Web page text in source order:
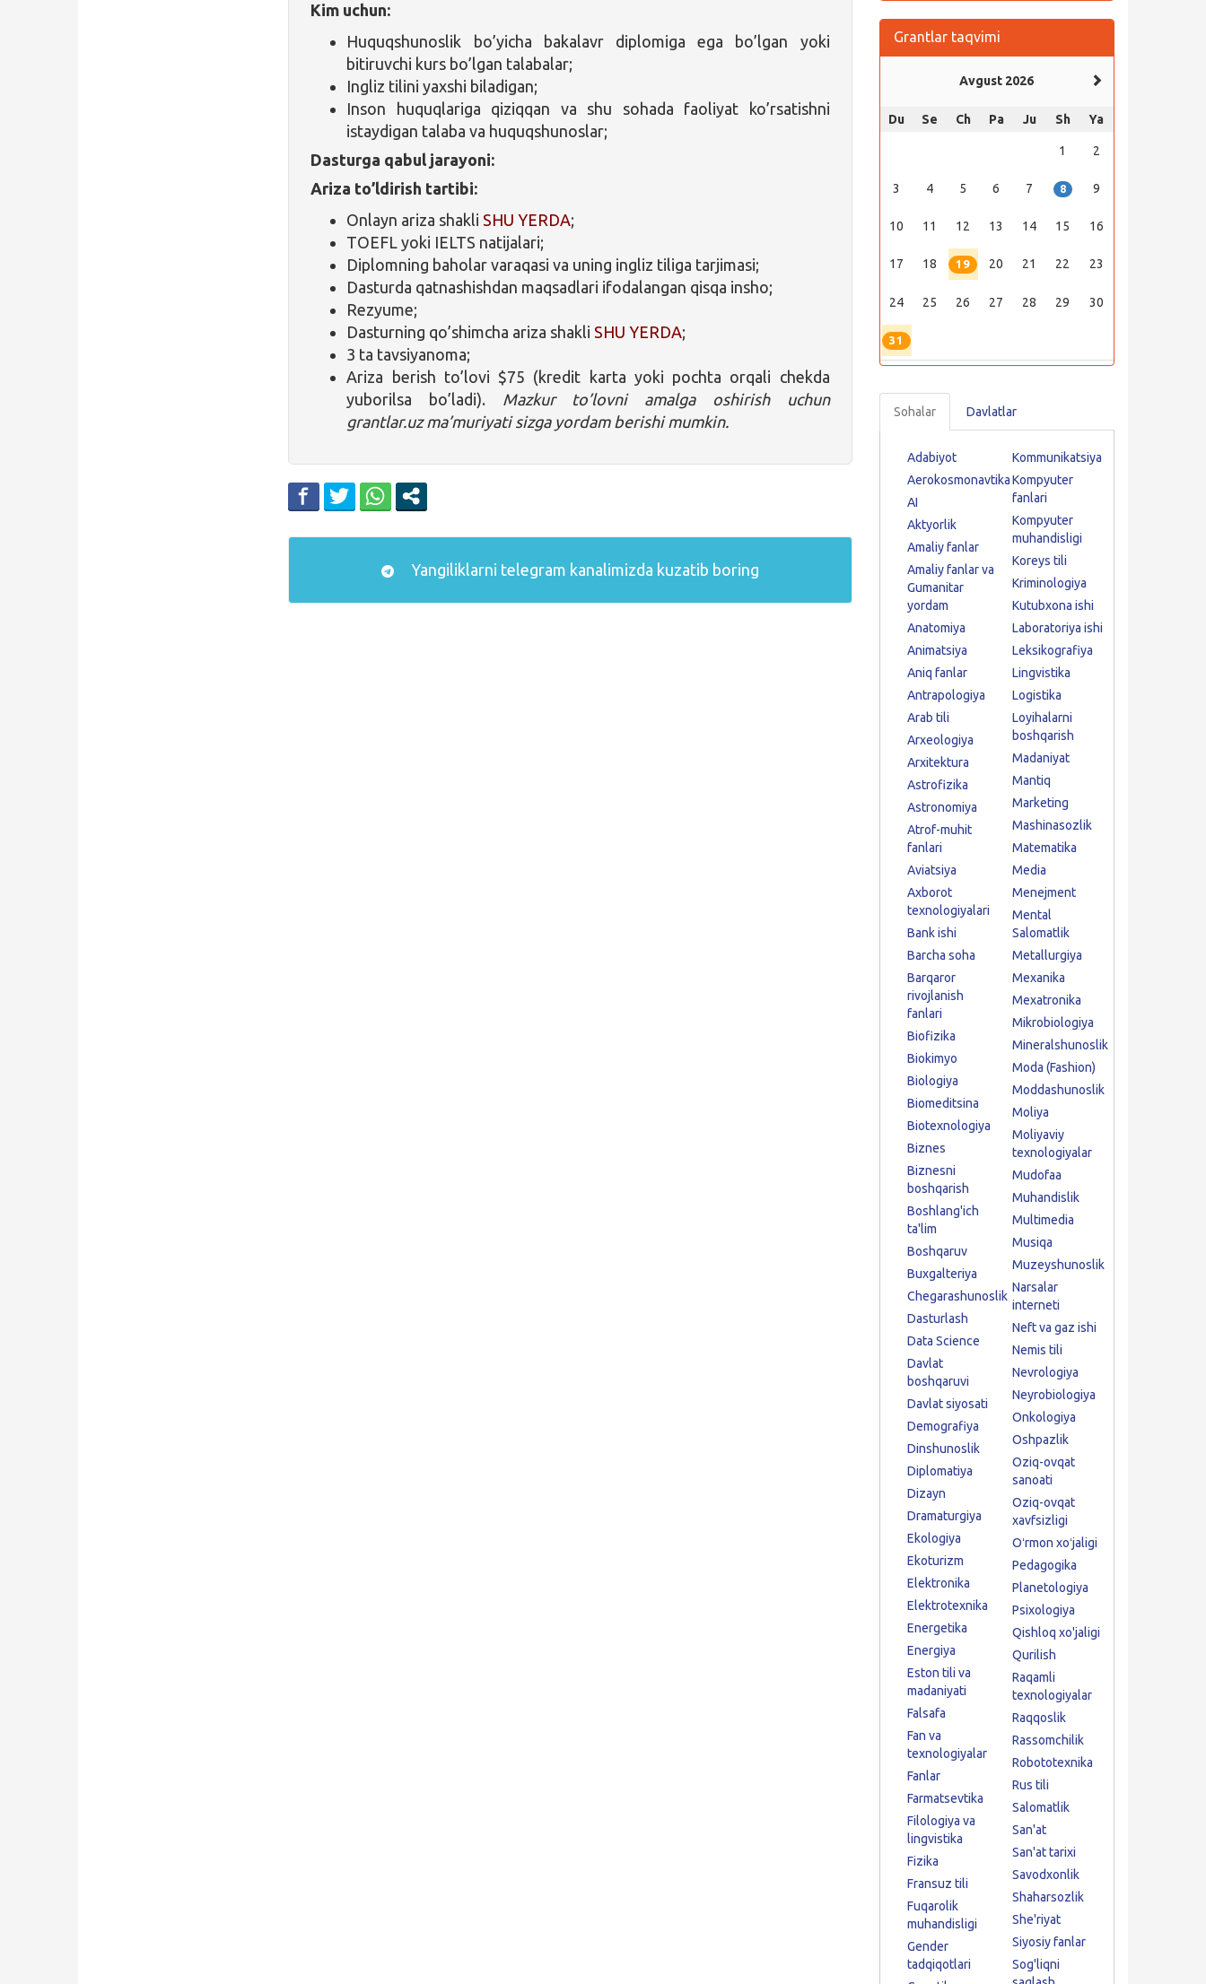
Kim uchun:
Huquqshunoslik bo’yicha bakalavr diplomiga ega bo’lgan yoki
bitiruvchi kurs bo’lgan talabalar;
Ingliz tilini yaxshi biladigan;
Inson huquqlariga qiziqqan va shu sohada faoliyat ko’rsatishni
istaydigan talaba va huquqshunoslar;
Dasturga qabul jarayoni:
Ariza to’ldirish tartibi:
Onlayn ariza shakli SHU YERDA;
TOEFL yoki IELTS natijalari;
Diplomning baholar varaqasi va uning ingliz tiliga tarjimasi;
Dasturda qatnashishdan maqsadlari ifodalangan qisqa insho;
Rezyume;
Dasturning qo’shimcha ariza shakli SHU YERDA;
3 ta tavsiyanoma;
Ariza berish to’lovi $75 (kredit karta yoki pochta orqali chekda
yuborilsa bo’ladi). Mazkur to’lovni amalga oshirish uchun
grantlar.uz ma’muriyati sizga yordam berishi mumkin.
Yangiliklarni telegram kanalimizda kuzatib boring
Grantlar taqvimi
Avgust 2026
Du Se Ch Pa Ju Sh Ya
1 2
3 4 5 6 7 8 9
10 11 12 13 14 15 16
17 18 19 20 21 22 23
24 25 26 27 28 29 30
31
Sohalar Davlatlar
Adabiyot
Aerokosmonavtika
AI
Aktyorlik
Amaliy fanlar
Amaliy fanlar va
Gumanitar
yordam
Anatomiya
Animatsiya
Aniq fanlar
Antrapologiya
Arab tili
Arxeologiya
Arxitektura
Astrofizika
Astronomiya
Atrof-muhit
fanlari
Aviatsiya
Axborot
texnologiyalari
Bank ishi
Barcha soha
Barqaror
rivojlanish
fanlari
Biofizika
Biokimyo
Biologiya
Biomeditsina
Biotexnologiya
Biznes
Biznesni
boshqarish
Boshlang'ich
ta'lim
Boshqaruv
Buxgalteriya
Chegarashunoslik
Dasturlash
Data Science
Davlat
boshqaruvi
Davlat siyosati
Demografiya
Dinshunoslik
Diplomatiya
Dizayn
Dramaturgiya
Ekologiya
Ekoturizm
Elektronika
Elektrotexnika
Energetika
Energiya
Eston tili va
madaniyati
Falsafa
Fan va
texnologiyalar
Fanlar
Farmatsevtika
Filologiya va
lingvistika
Fizika
Fransuz tili
Fuqarolik
muhandisligi
Gender
tadqiqotlari
Kommunikatsiya
Kompyuter
fanlari
Kompyuter
muhandisligi
Koreys tili
Kriminologiya
Kutubxona ishi
Laboratoriya ishi
Leksikografiya
Lingvistika
Logistika
Loyihalarni
boshqarish
Madaniyat
Mantiq
Marketing
Mashinasozlik
Matematika
Media
Menejment
Mental
Salomatlik
Metallurgiya
Mexanika
Mexatronika
Mikrobiologiya
Mineralshunoslik
Moda (Fashion)
Moddashunoslik
Moliya
Moliyaviy
texnologiyalar
Mudofaa
Muhandislik
Multimedia
Musiqa
Muzeyshunoslik
Narsalar
interneti
Neft va gaz ishi
Nemis tili
Nevrologiya
Neyrobiologiya
Onkologiya
Oshpazlik
Oziq-ovqat
sanoati
Oziq-ovqat
xavfsizligi
Oʻrmon xoʻjaligi
Pedagogika
Planetologiya
Psixologiya
Qishloq xo'jaligi
Qurilish
Raqamli
texnologiyalar
Raqqoslik
Rassomchilik
Robototexnika
Rus tili
Salomatlik
San'at
San'at tarixi
Savodxonlik
Shaharsozlik
She'riyat
Siyosiy fanlar
Sog'liqni